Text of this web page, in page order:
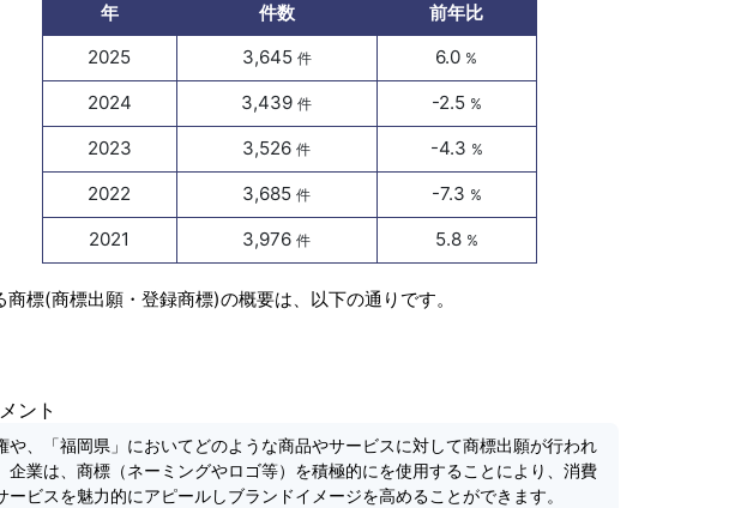
年 件数
前年比
2025
3,645 件 6.0 %
2024 3,439件 -2.5 %
2023 3,526件 -4.3 %
2022 3,685件 -7.3 %
2021 3,976件 5.8 %
標(商標出願・登録商標)の概要は、以下の通りです。
ント
や、「福岡県」においてどのような商品やサービスに対して商標出願が行われ
企業は、商標（ネーミングやロゴ等）を積極的にを使用することにより、消費
ビスを魅力的にアピールしブランドイメージを高めることができます。